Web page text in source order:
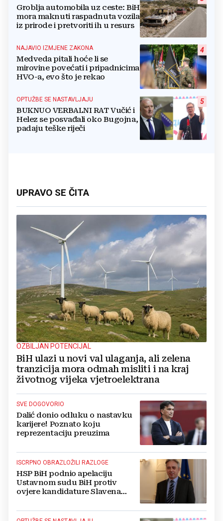
Groblja automobila uz ceste: BiH
mora maknuti raspadnuta vozila
iz prirode i pretvoriti ih u resurs
4
NAJAVIO IZMJENE ZAKONA
Medveda pitali hoće li se
mirovine povećati i pripadnicima
HVO-a, evo što je rekao
5
OPTUŽBE SE NASTAVLJAJU
BUKNUO VERBALNI RAT Vučić i
Helez se posvađali oko Bugojna,
padaju teške riječi
UPRAVO SE ČITA
OZBILJAN POTENCIJAL
BiH ulazi u novi val ulaganja, ali zelena
tranzicija mora odmah misliti i na kraj
životnog vijeka vjetroelektrana
SVE DOGOVORIO
Dalić donio odluku o nastavku
karijere! Poznato koju
reprezentaciju preuzima
ISCRPNO OBRAZLOŽILI RAZLOGE
HSP BiH podnio apelaciju
Ustavnom sudu BiH protiv
ovjere kandidature Slavena